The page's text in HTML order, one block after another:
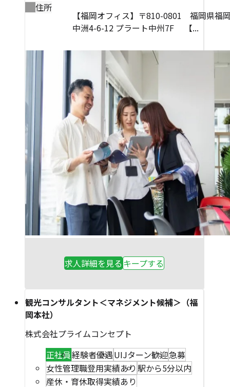
住所
【福岡オフィス】〒810-0801 福岡県福
中洲4-6-12 プラート中州7F 【...
求人詳細を見る キープする
観光コンサルタント＜マネジメント候補＞（福
岡本社）
株式会社プライムコンセプト
正社員経験者優遇UIJターン歓迎急募
女性管理職登用実績あり 駅から5分以内
産休・育休取得実績あり